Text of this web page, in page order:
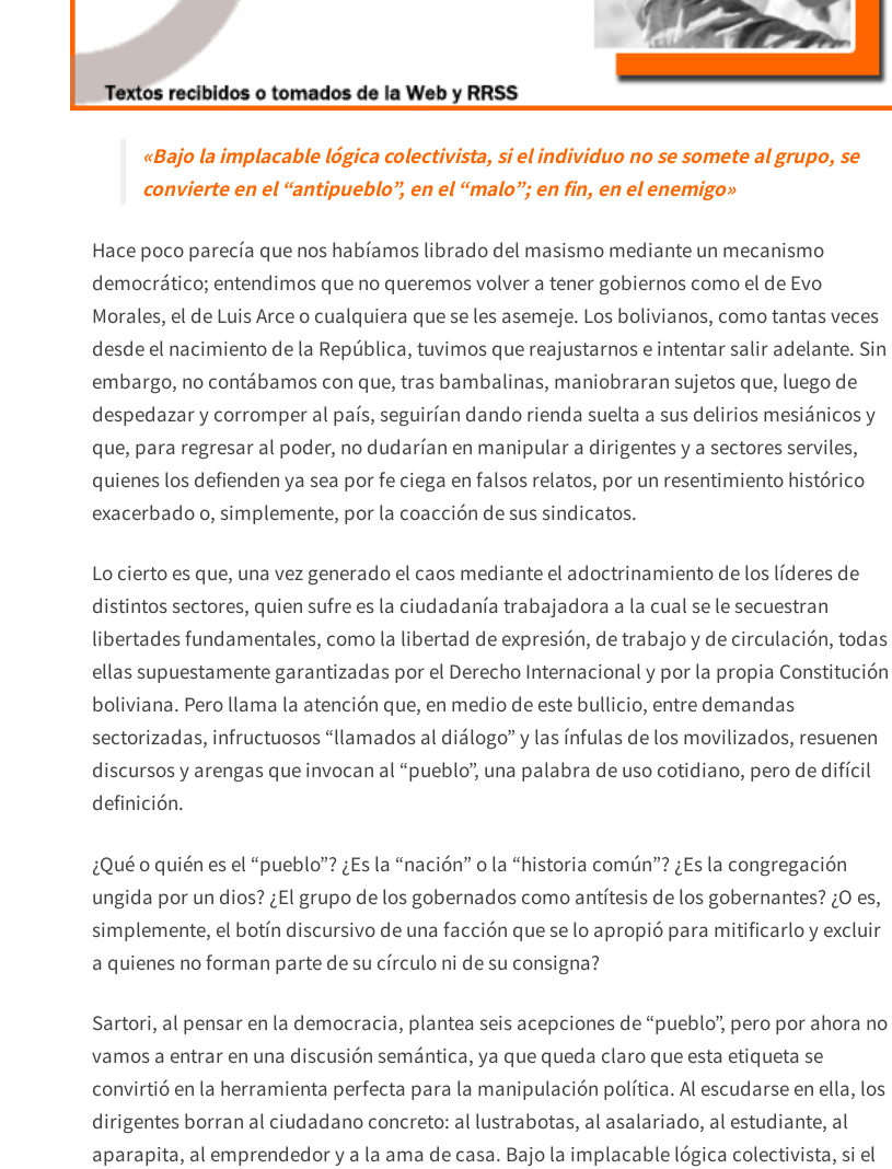
«Bajo la implacable lógica colectivista, si el individuo no se somete al grupo, se
convierte en el “antipueblo”, en el “malo”; en fin, en el enemigo»
Hace poco parecía que nos habíamos librado del masismo mediante un mecanismo
democrático; entendimos que no queremos volver a tener gobiernos como el de Evo
Morales, el de Luis Arce o cualquiera que se les asemeje. Los bolivianos, como tantas veces
desde el nacimiento de la República, tuvimos que reajustarnos e intentar salir adelante. Sin
embargo, no contábamos con que, tras bambalinas, maniobraran sujetos que, luego de
despedazar y corromper al país, seguirían dando rienda suelta a sus delirios mesiánicos y
que, para regresar al poder, no dudarían en manipular a dirigentes y a sectores serviles,
quienes los defienden ya sea por fe ciega en falsos relatos, por un resentimiento histórico
exacerbado o, simplemente, por la coacción de sus sindicatos.
Lo cierto es que, una vez generado el caos mediante el adoctrinamiento de los líderes de
distintos sectores, quien sufre es la ciudadanía trabajadora a la cual se le secuestran
libertades fundamentales, como la libertad de expresión, de trabajo y de circulación, todas
ellas supuestamente garantizadas por el Derecho Internacional y por la propia Constitución
boliviana. Pero llama la atención que, en medio de este bullicio, entre demandas
sectorizadas, infructuosos “llamados al diálogo” y las ínfulas de los movilizados, resuenen
discursos y arengas que invocan al “pueblo”, una palabra de uso cotidiano, pero de difícil
definición.
¿Qué o quién es el “pueblo”? ¿Es la “nación” o la “historia común”? ¿Es la congregación
ungida por un dios? ¿El grupo de los gobernados como antítesis de los gobernantes? ¿O es,
simplemente, el botín discursivo de una facción que se lo apropió para mitificarlo y excluir
a quienes no forman parte de su círculo ni de su consigna?
Sartori, al pensar en la democracia, plantea seis acepciones de “pueblo”, pero por ahora no
vamos a entrar en una discusión semántica, ya que queda claro que esta etiqueta se
convirtió en la herramienta perfecta para la manipulación política. Al escudarse en ella, los
dirigentes borran al ciudadano concreto: al lustrabotas, al asalariado, al estudiante, al
aparapita, al emprendedor y a la ama de casa. Bajo la implacable lógica colectivista, si el